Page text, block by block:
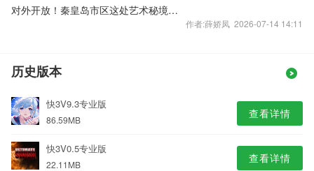
对外开放！秦皇岛市区这处艺术秘境，真让人惊叹~
作者:薛娇凤 2026-07-14 14:11
历史版本
快3V9.3专业版
86.59MB 查看详情
快3V0.5专业版
22.11MB 查看详情